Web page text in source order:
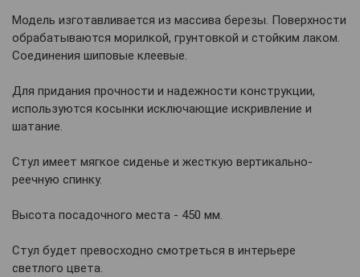
Модель изготавливается из массива березы. Поверхности
обрабатываются морилкой, грунтовкой и стойким лаком.
Соединения шиповые клеевые.
Для придания прочности и надежности конструкции,
используются косынки исключающие искривление и
шатание.
Стул имеет мягкое сиденье и жесткую вертикально-
реечную спинку.
Высота посадочного места - 450 мм.
Стул будет превосходно смотреться в интерьере
светлого цвета.